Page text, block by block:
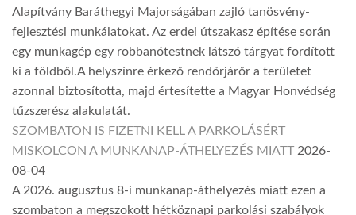
Alapítvány Baráthegyi Majorságában zajló tanösvény-
fejlesztési munkálatokat. Az erdei útszakasz építése során
egy munkagép egy robbanótestnek látszó tárgyat fordított
ki a földből.A helyszínre érkező rendőrjárőr a területet
azonnal biztosította, majd értesítette a Magyar Honvédség
tűzszerész alakulatát.
SZOMBATON IS FIZETNI KELL A PARKOLÁSÉRT
MISKOLCON A MUNKANAP-ÁTHELYEZÉS MIATT 2026-
08-04
A 2026. augusztus 8-i munkanap-áthelyezés miatt ezen a
szombaton a megszokott hétköznapi parkolási szabályok